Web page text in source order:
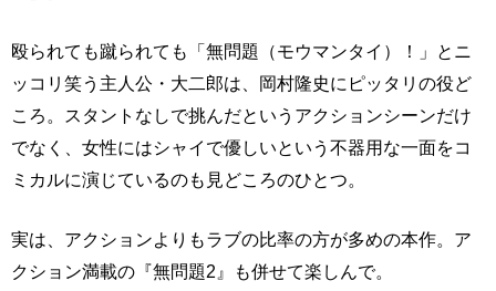
殴られても蹴られても「無問題（モウマンタイ）！」とニ
ッコリ笑う主人公・大二郎は、岡村隆史にピッタリの役ど
ころ。スタントなしで挑んだというアクションシーンだけ
でなく、女性にはシャイで優しいという不器用な一面をコ
ミカルに演じているのも見どころのひとつ。
実は、アクションよりもラブの比率の方が多めの本作。ア
クション満載の『無問題2』も併せて楽しんで。